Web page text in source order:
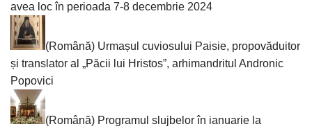
avea loc în perioada 7-8 decembrie 2024
(Română) Urmașul cuviosului Paisie, propovăduitor
și translator al „Păcii lui Hristos”, arhimandritul Andronic
Popovici
(Română) Programul slujbelor în ianuarie la